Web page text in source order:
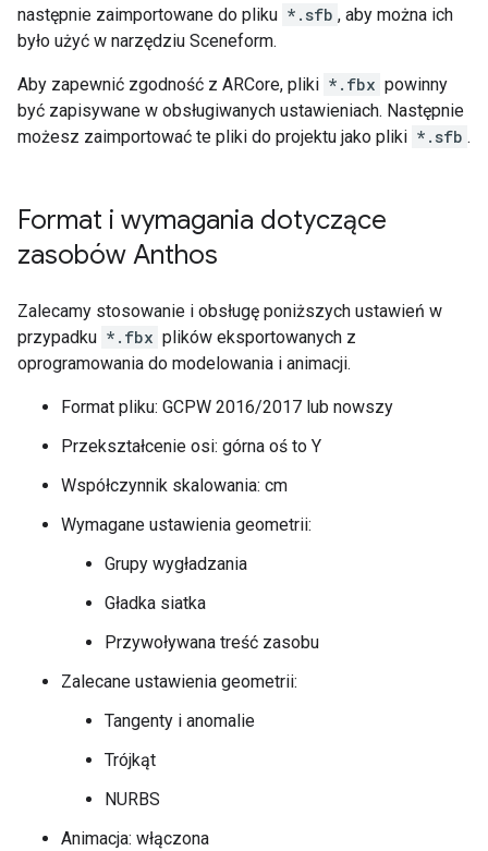
następnie zaimportowane do pliku *.sfb , aby można ich
było użyć w narzędziu Sceneform.
Aby zapewnić zgodność z ARCore, pliki *.fbx powinny
być zapisywane w obsługiwanych ustawieniach. Następnie
możesz zaimportować te pliki do projektu jako pliki *.sfb .
Format i wymagania dotyczące
zasobów Anthos
Zalecamy stosowanie i obsługę poniższych ustawień w
przypadku *.fbx plików eksportowanych z
oprogramowania do modelowania i animacji.
Format pliku: GCPW 2016/2017 lub nowszy
Przekształcenie osi: górna oś to Y
Współczynnik skalowania: cm
Wymagane ustawienia geometrii:
Grupy wygładzania
Gładka siatka
Przywoływana treść zasobu
Zalecane ustawienia geometrii:
Tangenty i anomalie
Trójkąt
NURBS
Animacja: włączona